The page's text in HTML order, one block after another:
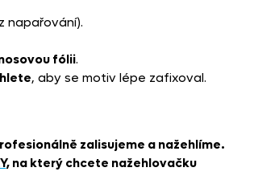
napařování).
fólii.
, aby se motiv lépe zafixoval.
zalisujeme a nažehlíme.
, na který chcete nažehlovačku